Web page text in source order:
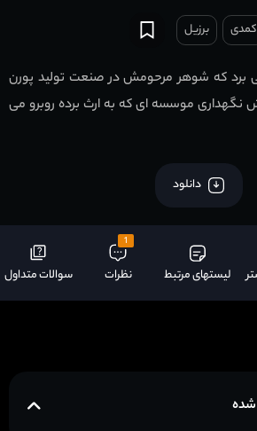
کمدی برزیل
برد که شوهر مرحومش در صنعت تولید پورن
نگهداری موسسه ای که به ارث برده روبرو می
دانلود
لیستهای مرتبط
1
نظرات سوالات متداول